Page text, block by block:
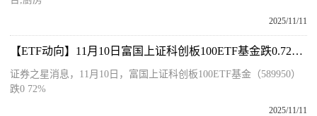
2025/11/11
【ETF动向】11月10日富国上证科创板100ETF基金跌0.72% 每日动态
证券之星消息，11月10日，富国上证科创板100ETF基金（589950）
跌0 72%
2025/11/11